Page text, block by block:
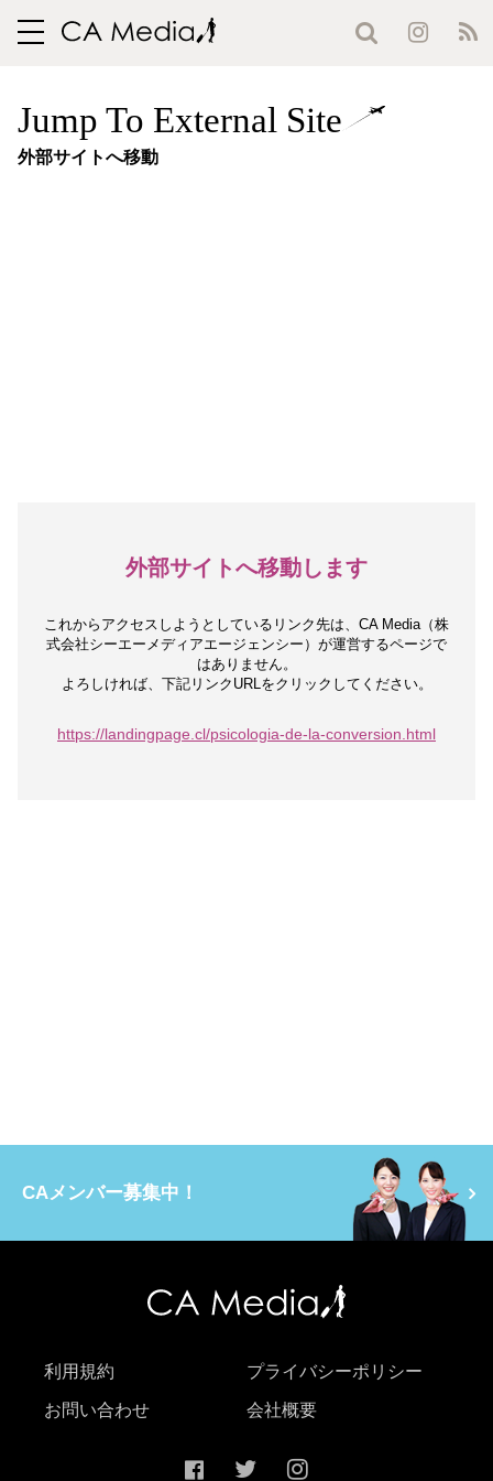
toggle
Jump To External Site
外部サイトへ移動
外部サイトへ移動します
これからアクセスしようとしているリンク先は、 CA Media（株
式会社シーエーメディアエージェンシー）が運営するページで
はありません。
よろしければ、下記リンクURLをクリックしてください。
https://landingpage.cl/psicologia-de-la-conversion.html
CAメンバー募集中！
利用規約 プライバシーポリシー
お問い合わせ 会社概要